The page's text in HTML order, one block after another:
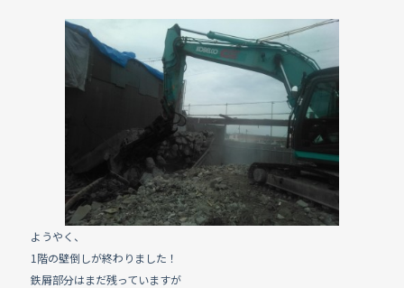
c
e
b
k
e
ようやく、
1階の壁倒しが終わりました！
鉄屑部分はまだ残っていますが